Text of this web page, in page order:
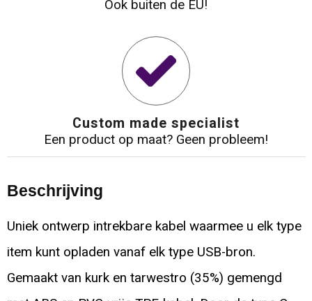
Ook buiten de EU!
Custom made specialist
Een product op maat? Geen probleem!
Beschrijving
Uniek ontwerp intrekbare kabel waarmee u elk type
item kunt opladen vanaf elk type USB-bron.
Gemaakt van kurk en tarwestro (35%) gemengd